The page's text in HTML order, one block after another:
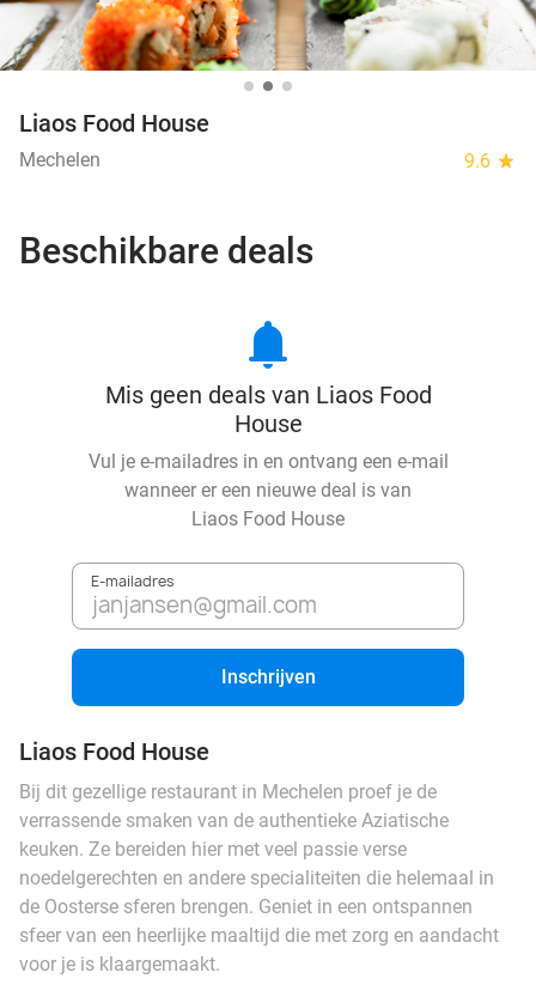
Liaos Food House
Mechelen 9.6 star
Beschikbare deals
notifications
Mis geen deals van Liaos Food
House
Vul je e-mailadres in en ontvang een e-mail
wanneer er een nieuwe deal is van
Liaos Food House
E-mailadres
Inschrijven
Liaos Food House
Bij dit gezellige restaurant in Mechelen proef je de
verrassende smaken van de authentieke Aziatische
keuken. Ze bereiden hier met veel passie verse
noedelgerechten en andere specialiteiten die helemaal in
de Oosterse sferen brengen. Geniet in een ontspannen
sfeer van een heerlijke maaltijd die met zorg en aandacht
voor je is klaargemaakt.